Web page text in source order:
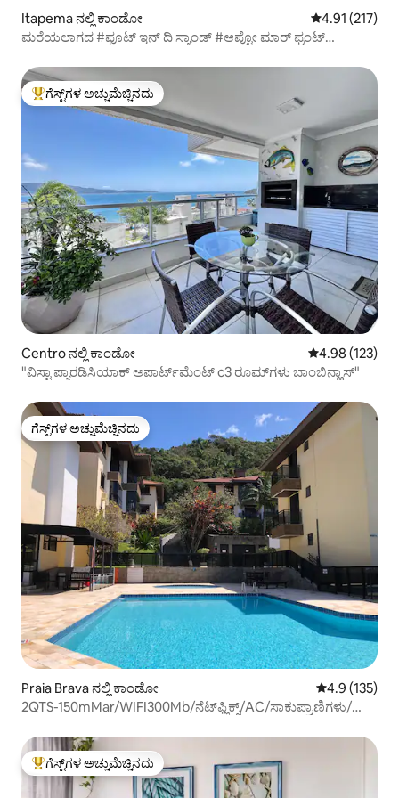
Itapema ನಲ್ಲಿ ಕಾಂಡೋ 5 ರಲ್ಲಿ 4.91
4.91 (217)
ಮರೆಯಲಾಗದ #ಫೂಟ್ ಇನ್ ದಿ ಸ್ಯಾಂಡ್ #ಆಪ್ಟೋ ಮಾರ್ ಫ್ರಂಟ್
ಗೆಸ್ಟ್‌ಗಳಿಗೆ ಅತಿ ಹೆಚ್ಚು ಅಚ್ಚುಮೆಚ್ಚಿನದು
ಗೆಸ್ಟ್‌ಗಳ ಅಚ್ಚುಮೆಚ್ಚಿನದು
Centro ನಲ್ಲಿ ಕಾಂಡೋ 5 ರಲ್ಲಿ 4.98
4.98 (123)
"ವಿಸ್ಟಾ ಪ್ಯಾರಡಿಸಿಯಾಕ್ ಅಪಾರ್ಟ್‌ಮೆಂಟ್ c3 ರೂಮ್‌ಗಳು ಬಾಂಬಿನ್ಹಾಸ್"
ಗೆಸ್ಟ್‌ಗಳ ಅಚ್ಚುಮೆಚ್ಚಿನದು
ಗೆಸ್ಟ್‌ಗಳ ಅಚ್ಚುಮೆಚ್ಚಿನದು
Praia Brava ನಲ್ಲಿ ಕಾಂಡೋ 5 ರಲ್ಲಿ 4.9
4.9 (135)
2QTS-150mMar/WIFI300Mb/ನೆಟ್‌ಫ್ಲಿಕ್ಸ್/AC/ಸಾಕುಪ್ರಾಣಿಗಳು/
ಗೆಸ್ಟ್‌ಗಳಿಗೆ ಅತಿ ಹೆಚ್ಚು ಅಚ್ಚುಮೆಚ್ಚಿನದು
ಗೆಸ್ಟ್‌ಗಳ ಅಚ್ಚುಮೆಚ್ಚಿನದು